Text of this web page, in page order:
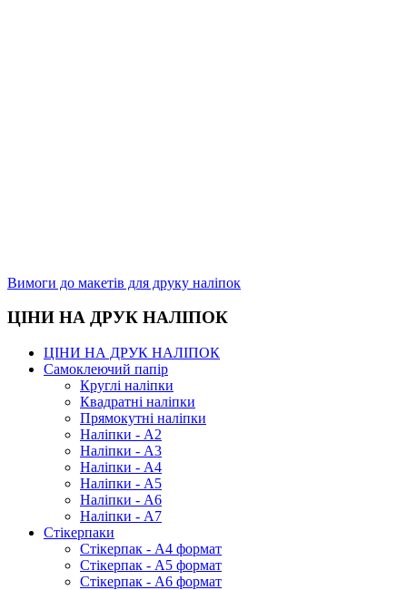
Вимоги до макетів для друку наліпок
ЦІНИ НА ДРУК НАЛІПОК
ЦІНИ НА ДРУК НАЛІПОК
Самоклеючий папір
Круглі наліпки
Квадратні наліпки
Прямокутні наліпки
Наліпки - А2
Наліпки - А3
Наліпки - А4
Наліпки - А5
Наліпки - А6
Наліпки - А7
Стікерпаки
Стікерпак - А4 формат
Стікерпак - А5 формат
Стікерпак - А6 формат